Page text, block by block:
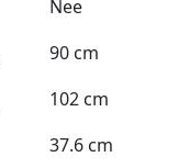
Nee
90 cm
102 cm
37.6 cm